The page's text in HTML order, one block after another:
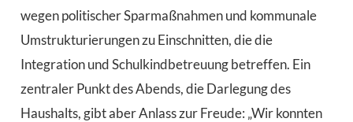
wegen politischer Sparmaßnahmen und kommunale
Umstrukturierungen zu Einschnitten, die die
Integration und Schulkindbetreuung betreffen. Ein
zentraler Punkt des Abends, die Darlegung des
Haushalts, gibt aber Anlass zur Freude: „Wir konnten